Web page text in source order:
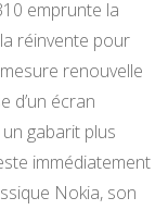
emprunte la
réinvente pour
renouvelle
d’un écran
gabarit plus
immédiatement
Nokia, son